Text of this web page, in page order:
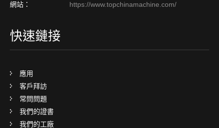
網站：
https://www.topchinamachine.com/
快速鏈接
應用
客戶拜訪
常問問題
我們的證書
我們的工廠